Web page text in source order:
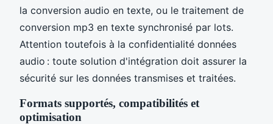
la conversion audio en texte, ou le traitement de
conversion mp3 en texte synchronisé par lots.
Attention toutefois à la confidentialité données
audio : toute solution d'intégration doit assurer la
sécurité sur les données transmises et traitées.
Formats supportés, compatibilités et
optimisation